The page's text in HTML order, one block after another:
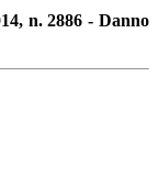
n. 2886 - Danno